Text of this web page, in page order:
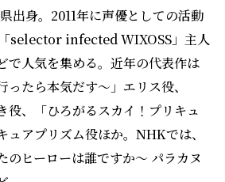
ュアプリズム役ほか。NHKでは、
のヒーローは誰ですか〜 パラカヌ
。